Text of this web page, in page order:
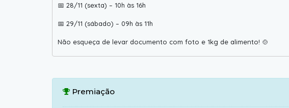
📅 28/11 (sexta) – 10h às 16h
📅 29/11 (sábado) – 09h às 11h
Não esqueça de levar documento com foto e 1kg de alimento! 🍲
Premiação